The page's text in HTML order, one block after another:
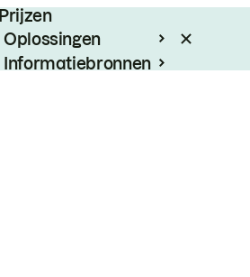
Prijzen
Oplossingen
Informatiebronnen